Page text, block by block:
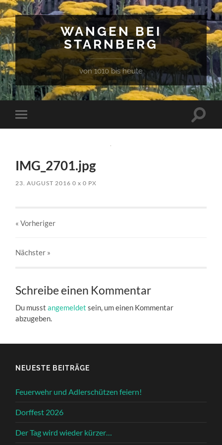
WANGEN BEI
STARNBERG
von 1010 bis heute
Mobile-
Menü
IMG_2701.jpg
23. AUGUST 2016 0x 0 PX
« Vorheriger
Nächster »
Schreibe einen Kommentar
Du musstangemeldet sein, um einen Kommentar
abzugeben.
NEUESTE BEITRÄGE
Feuerwehr und Adlerschützen feiern!
Dorffest 2026
Der Tag wird wieder kürzer…